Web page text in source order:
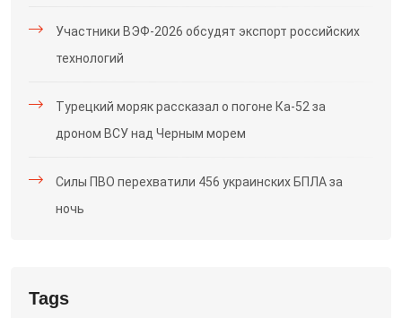
Участники ВЭФ-2026 обсудят экспорт российских
технологий
Турецкий моряк рассказал о погоне Ка-52 за
дроном ВСУ над Черным морем
Силы ПВО перехватили 456 украинских БПЛА за
ночь
Tags